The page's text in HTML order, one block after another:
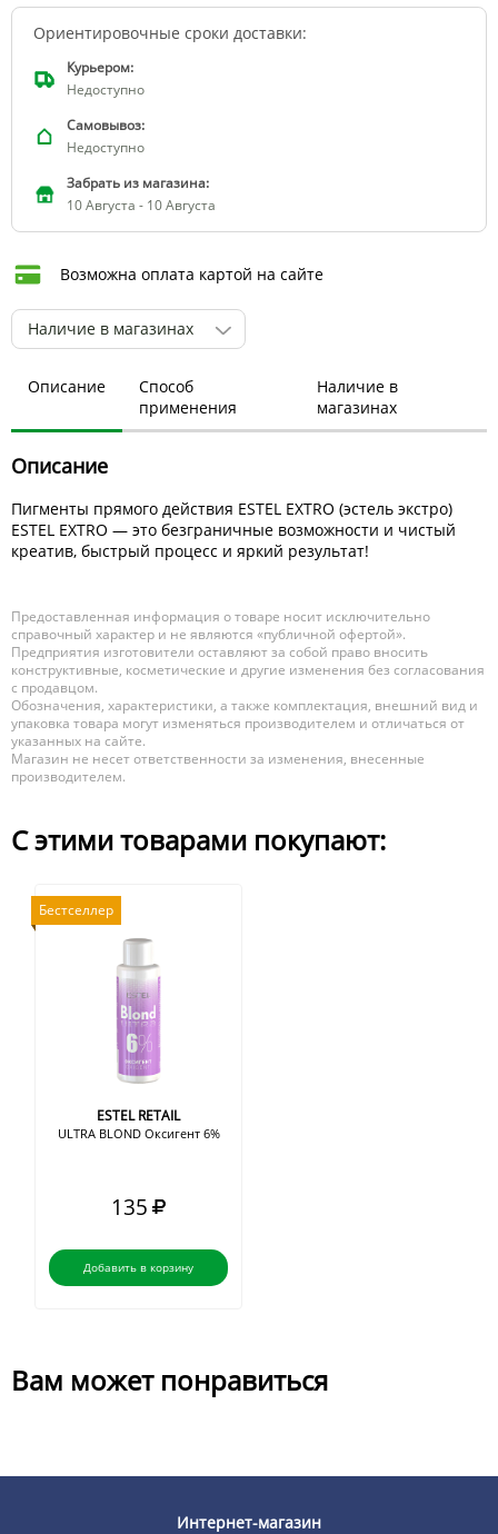
Ориентировочные сроки доставки:
Курьером:
Недоступно
Самовывоз:
Недоступно
Забрать из магазина:
10 Августа - 10 Августа
Возможна оплата картой на сайте
Наличие в магазинах
Описание
Способ
применения
Наличие в
магазинах
Описание
Пигменты прямого действия ESTEL EXTRO (эстель экстро)
ESTEL EXTRO — это безграничные возможности и чистый
креатив, быстрый процесс и яркий результат!
Предоставленная информация о товаре носит исключительно
справочный характер и не являются «публичной офертой».
Предприятия изготовители оставляют за собой право вносить
конструктивные, косметические и другие изменения без согласования
с продавцом.
Обозначения, характеристики, а также комплектация, внешний вид и
упаковка товара могут изменяться производителем и отличаться от
указанных на сайте.
Магазин не несет ответственности за изменения, внесенные
производителем.
С этими товарами покупают:
Бестселлер
ESTEL RETAIL
ULTRA BLOND Оксигент 6%
135
Добавить в корзину
Вам может понравиться
Интернет-магазин